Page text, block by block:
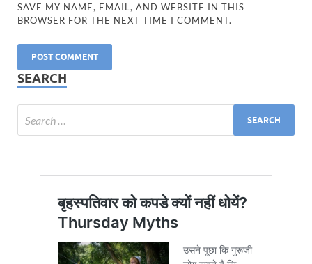
SAVE MY NAME, EMAIL, AND WEBSITE IN THIS
BROWSER FOR THE NEXT TIME I COMMENT.
SEARCH